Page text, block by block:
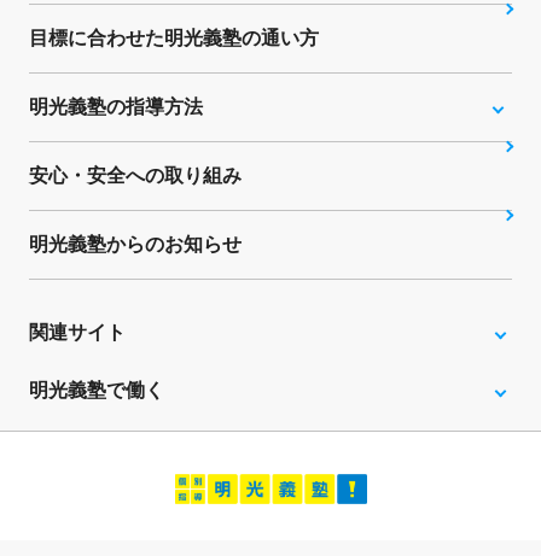
目標に合わせた明光義塾の通い方
明光義塾の指導方法
安心・安全への取り組み
明光義塾からのお知らせ
関連サイト
明光義塾で働く